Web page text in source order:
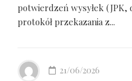
potwierdzeń wysyłek (JPK,
protokół przekazania z...
21/06/2026